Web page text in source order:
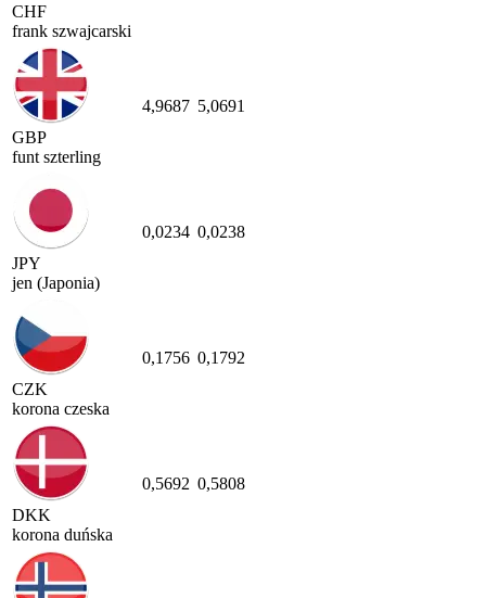
CHF
frank szwajcarski
GBP
funt szterling
4,9687 5,0691
JPY
jen (Japonia)
0,0234 0,0238
CZK
korona czeska
0,1756 0,1792
DKK
korona duńska
0,5692 0,5808